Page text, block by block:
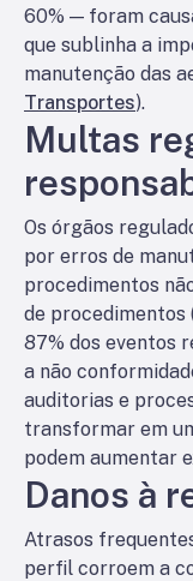
60% — foram
que sublinha a
manutenção das
Transportes).
Multas
Os órgãos
por erros de
procedimentos
de procedimentos
87% dos eventos
a não
auditorias e
transformar em
podem aumentar
Danos à
Atrasos
perfil corroem a